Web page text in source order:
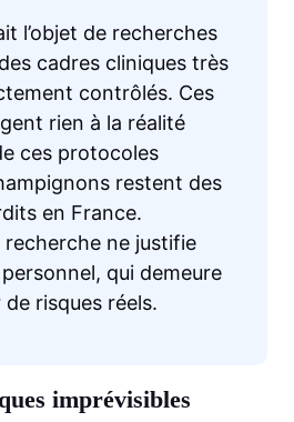
l’objet de recherches
cadres cliniques très
contrôlés. Ces
rien à la réalité
ces protocoles
restent des
en France.
recherche ne justifie
qui demeure
risques réels.
imprévisibles